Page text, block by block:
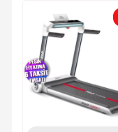
yeni
ürün